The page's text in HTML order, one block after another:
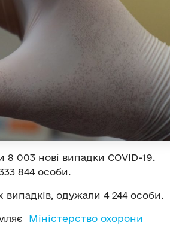
8 003 нові випадки COVID-19.
844 особи.
випадків, одужали 4 244 особи.
Міністерство охорони